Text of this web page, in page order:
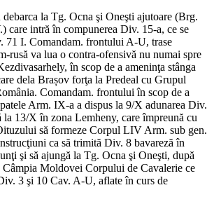
la Tg. Ocna şi Oneşti ajutoare (Brg.
care intră în compunerea Div. 15-a, ce se
71 I. Comandam. frontului A-U, trase
rusă va lua o contra-ofensivă nu numai spre
în scop de a ameninţa stânga
dela Brașov forţa la Predeal cu Grupul
Comandam. frontului în scop de a
Arm. IX-a a dispus la 9/X adunarea Div.
la 13/X în zona Lemheny, care împreună cu
să formeze Corpul LIV Arm. sub gen.
ca să trimită Div. 8 bavareză în
şi să ajungă la Tg. Ocna şi Oneşti, după
Câmpia Moldovei Corpului de Cavalerie ce
3 şi 10 Cav. A-U, aflate în curs de